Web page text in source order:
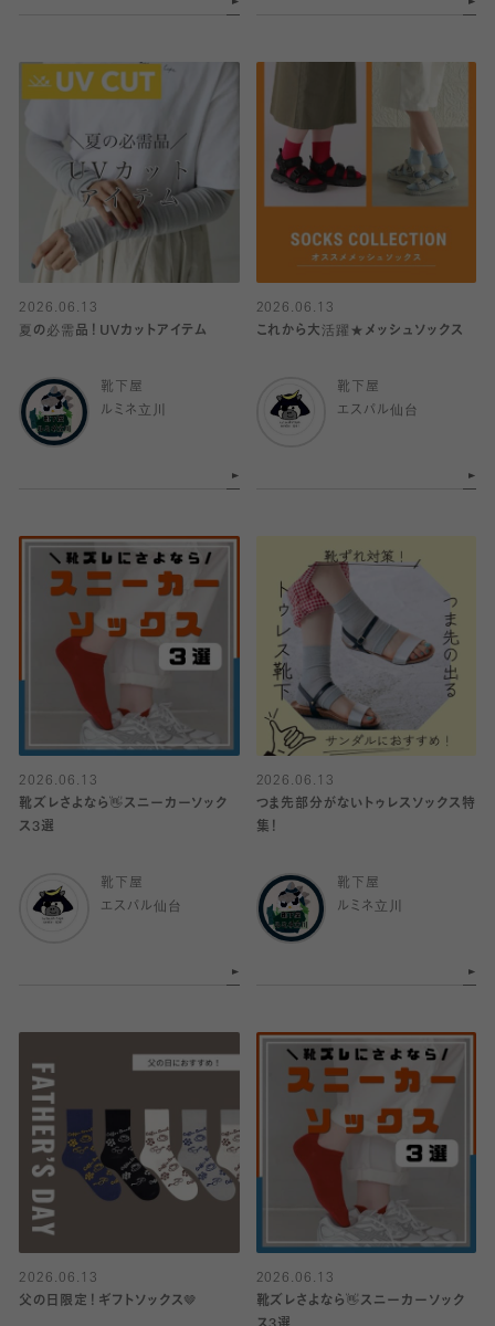
2026.06.13
夏の必需品！UVカットアイテム
靴下屋
ルミネ立川
2026.06.13
これから大活躍★メッシュソックス
靴下屋
エスパル仙台
2026.06.13
靴ズレさよなら👋スニーカーソック
ス3選
靴下屋
エスパル仙台
2026.06.13
つま先部分がないトゥレスソックス特
集！
靴下屋
ルミネ立川
2026.06.13
父の日限定！ギフトソックス🤎
2026.06.13
靴ズレさよなら👋スニーカーソック